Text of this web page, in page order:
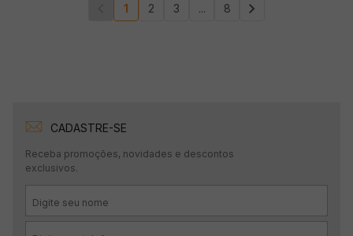
1
2 3 ... 8
CADASTRE-SE
Receba promoções, novidades e descontos
exclusivos.